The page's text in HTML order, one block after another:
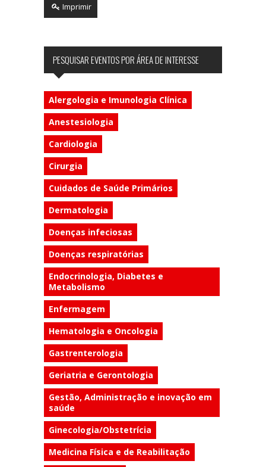
Imprimir
PESQUISAR EVENTOS POR ÁREA DE INTERESSE
Alergologia e Imunologia Clínica
Anestesiologia
Cardiologia
Cirurgia
Cuidados de Saúde Primários
Dermatologia
Doenças infeciosas
Doenças respiratórias
Endocrinologia, Diabetes e
Metabolismo
Enfermagem
Hematologia e Oncologia
Gastrenterologia
Geriatria e Gerontologia
Gestão, Administração e inovação em
saúde
Ginecologia/Obstetrícia
Medicina Física e de Reabilitação